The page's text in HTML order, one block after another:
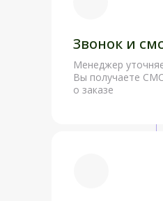
Звонок и смс
Менеджер
Вы получаете
о заказе